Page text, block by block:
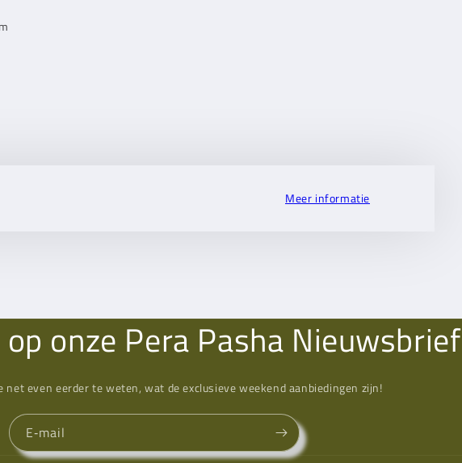
Meer informatie
onze Pera Pasha Nieuwsbrief
net even eerder te weten, wat de exclusieve weekend aanbiedingen zijn!
E‑mail